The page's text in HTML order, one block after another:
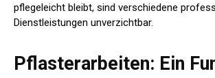
pflegeleicht bleibt, sind verschiedene
Dienstleistungen unverzichtbar.
Pflasterarbeiten: Ein